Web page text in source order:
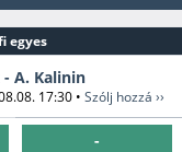
Jégkorong
Amerikai foci Kerékpár
egyes
A. Kalinin
17:30 • Szólj hozzá ››
-